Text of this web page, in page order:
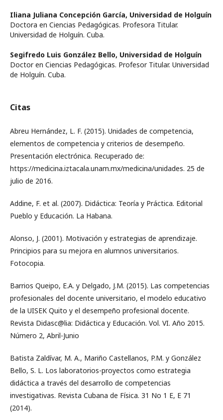
Iliana Juliana Concepción García, Universidad de Holguín
Doctora en Ciencias Pedagógicas. Profesora Titular.
Universidad de Holguín. Cuba.
Segifredo Luis González Bello, Universidad de Holguín
Doctor en Ciencias Pedagógicas. Profesor Titular. Universidad
de Holguín. Cuba.
Citas
Abreu Hernández, L. F. (2015). Unidades de competencia,
elementos de competencia y criterios de desempeño.
Presentación electrónica. Recuperado de:
https://medicina.iztacala.unam.mx/medicina/unidades. 25 de
julio de 2016.
Addine, F. et al. (2007). Didáctica: Teoría y Práctica. Editorial
Pueblo y Educación. La Habana.
Alonso, J. (2001). Motivación y estrategias de aprendizaje.
Principios para su mejora en alumnos universitarios.
Fotocopia.
Barrios Queipo, E.A. y Delgado, J.M. (2015). Las competencias
profesionales del docente universitario, el modelo educativo
de la UISEK Quito y el desempeño profesional docente.
Revista Didasc@lia: Didáctica y Educación. Vol. VI. Año 2015.
Número 2, Abril-Junio
Batista Zaldívar, M. A., Mariño Castellanos, P.M. y González
Bello, S. L. Los laboratorios-proyectos como estrategia
didáctica a través del desarrollo de competencias
investigativas. Revista Cubana de Física. 31 No 1 E, E 71
(2014).